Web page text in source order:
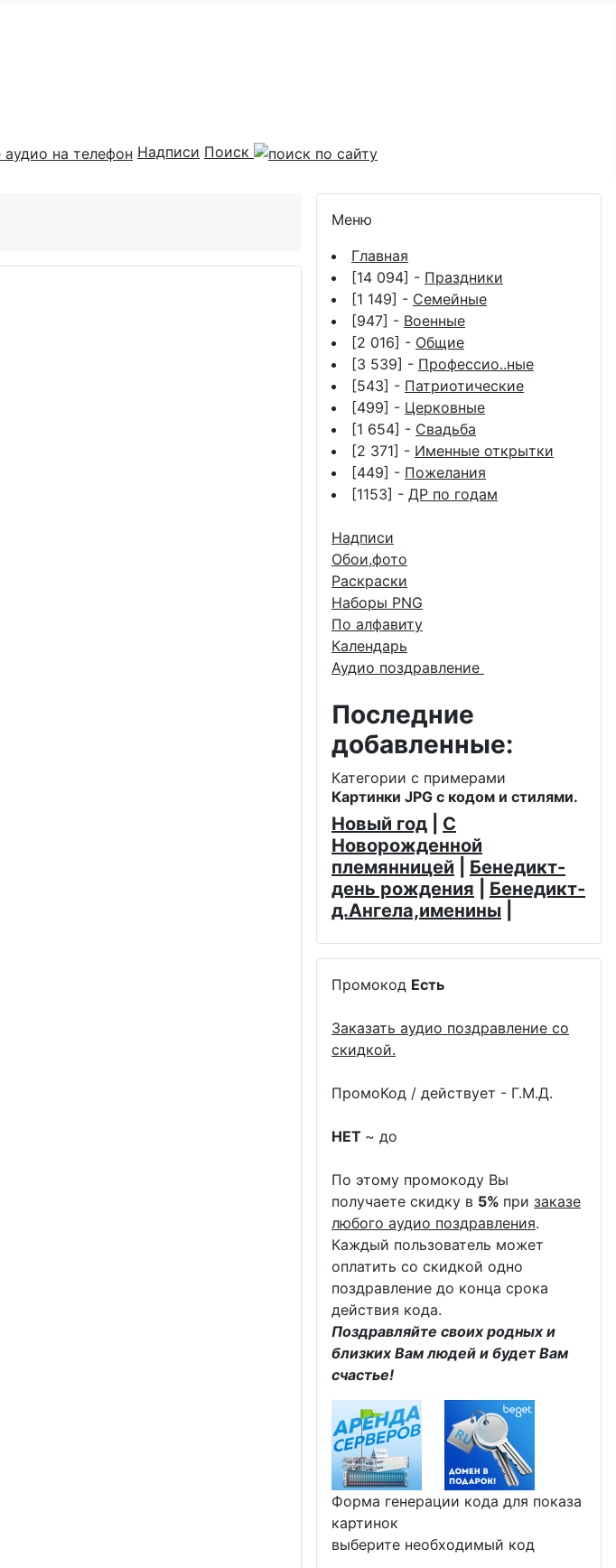
Надписи Поиск
Меню
Главная
[14 094] - Праздники
[1 149] - Семейные
[947] - Военные
[2 016] - Общие
[3 539] - Профессио..ные
[543] - Патриотические
[499] - Церковные
[1 654] - Свадьба
[2 371] - Именные открытки
[449] - Пожелания
[1153] - ДР по годам
Надписи
Обои,фото
Раскраски
Наборы PNG
По алфавиту
Календарь
Аудио поздравление
Последние
добавленные:
Категории с примерами
Картинки JPG с кодом и стилями.
Новый год
С
Новорожденной
племянницей
Бенедикт-
день рождения
Бенедикт-
д.Ангела,именины
Промокод Есть
Заказать аудио поздравление со
скидкой.
ПромоКод / действует - Г.М.Д.
НЕТ ~ до
По этому промокоду Вы
получаете скидку в 5% при заказе
любого аудио поздравления.
Каждый пользователь может
оплатить со скидкой одно
поздравление до конца срока
действия кода.
Поздравляйте своих родных и
близких Вам людей и будет Вам
счастье!
Форма генерации кода для показа
картинок
выберите необходимый код